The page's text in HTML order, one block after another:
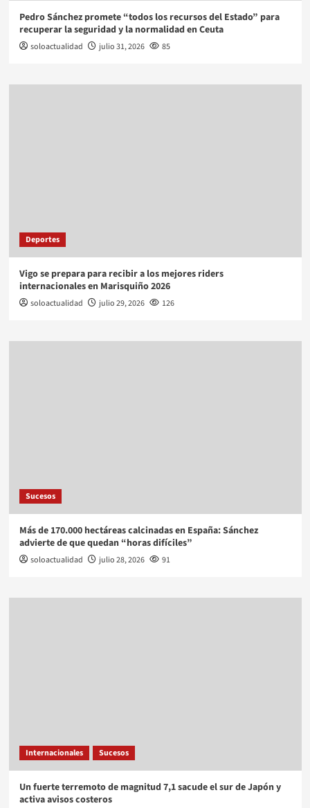
Pedro Sánchez promete “todos los recursos del Estado” para
recuperar la seguridad y la normalidad en Ceuta
soloactualidad julio 31, 2026 85
Deportes
Vigo se prepara para recibir a los mejores riders
internacionales en Marisquiño 2026
soloactualidad julio 29, 2026 126
Sucesos
Más de 170.000 hectáreas calcinadas en España: Sánchez
advierte de que quedan “horas difíciles”
soloactualidad julio 28, 2026 91
Internacionales Sucesos
Un fuerte terremoto de magnitud 7,1 sacude el sur de Japón y
activa avisos costeros